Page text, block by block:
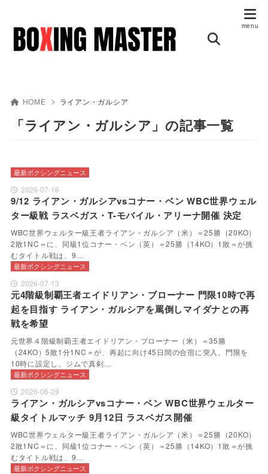
HOME ライアン・ガルシア
「ライアン・ガルシア」の記事一覧
最新ボクシングニュース
2026-07-16
9/12 ライアン・ガルシアvsコナー・ベン WBC世界ウェル
ター級戦 ラスベガス・T-モバイル・アリーナ開催 決定
WBC世界ウェルター級王者ライアン・ガルシア（米）＝25勝（20KO）
2敗1NC＝に、同級1位コナー・ベン（英）＝25勝（14KO）1敗＝が挑
むタイトル戦は、9…
最新ボクシングニュース
2026-07-13
元4階級制覇王者エイドリアン・ブローナー 門限10時で再
起を目指す ライアン・ガルシアを罵倒しマイダナとの再
戦を希望
元世界４階級制覇王者エイドリアン・ブローナー（米）＝35勝
（24KO）5敗1分1NC＝が、再起に向け45日間の合宿に突入。門限を
10時に設定し、ジムで真剣…
最新ボクシングニュース
2026-06-29
ライアン・ガルシアvsコナー・ベン WBC世界ウェルター
級タイトルマッチ 9月12日 ラスベガス開催
WBC世界ウェルター級王者ライアン・ガルシア（米）＝25勝（20KO）
2敗1NC＝に、同級1位コナー・ベン（英）＝25勝（14KO）1敗＝が挑
むタイトル戦は、9…
最新ボクシングニュース